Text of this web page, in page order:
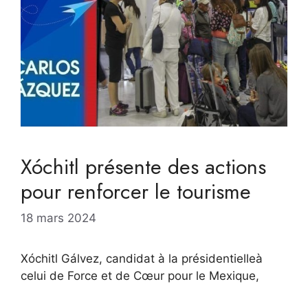
Xóchitl présente des actions
pour renforcer le tourisme
18 mars 2024
Xóchitl Gálvez, candidat à la présidentielleà
celui de Force et de Cœur pour le Mexique,